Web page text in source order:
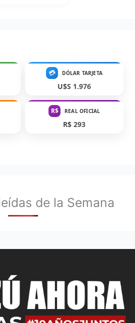
💳 DÓLAR TARJETA
U$S 1.976
R$ REAL OFICIAL
R$ 293
de la Semana